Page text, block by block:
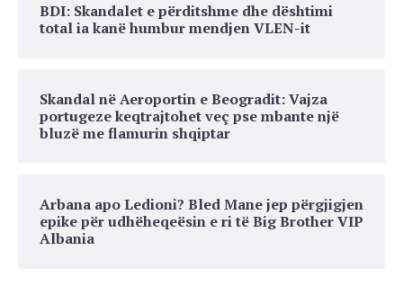
BDI: Skandalet e përditshme dhe dështimi
total ia kanë humbur mendjen VLEN-it
Skandal në Aeroportin e Beogradit: Vajza
portugeze keqtrajtohet veç pse mbante një
bluzë me flamurin shqiptar
Arbana apo Ledioni? Bled Mane jep përgjigjen
epike për udhëheqeësin e ri të Big Brother VIP
Albania